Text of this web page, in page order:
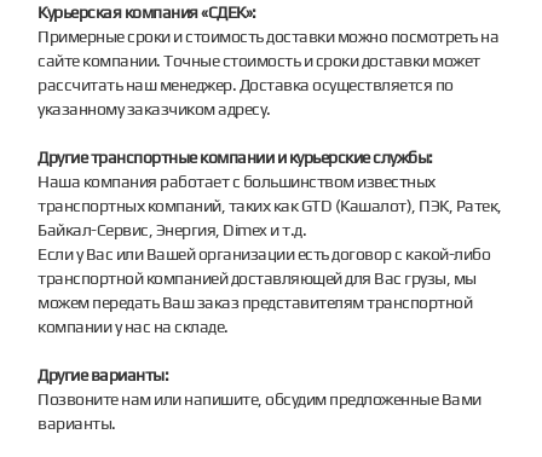
Курьерская компания «СДЕК»:
Примерные сроки и стоимость доставки можно посмотреть на
сайте компании. Точные стоимость и сроки доставки может
рассчитать наш менеджер. Доставка осуществляется по
указанному заказчиком адресу.
Другие транспортные компании и курьерские службы:
Наша компания работает с большинством известных
транспортных компаний, таких как GTD (Кашалот), ПЭК, Ратек,
Байкал-Сервис, Энергия, Dimex и т.д.
Если у Вас или Вашей организации есть договор с какой-либо
транспортной компанией доставляющей для Вас грузы, мы
можем передать Ваш заказ представителям транспортной
компании у нас на складе.
Другие варианты:
Позвоните нам или напишите, обсудим предложенные Вами
варианты.